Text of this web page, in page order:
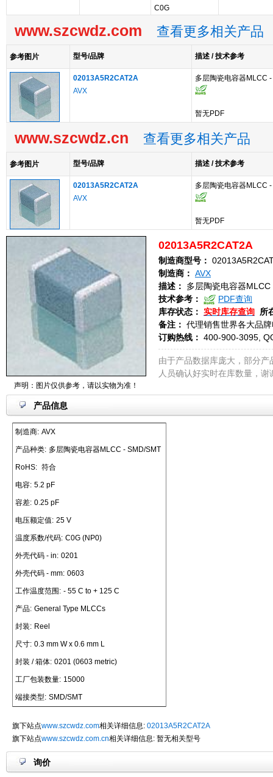
C0G
www.szcwdz.com 查看更多相关产品
参考图片 型号/品牌 描述 / 技术参考
02013A5R2CAT2A
AVX
多层陶瓷电容器MLCC
暂无PDF
www.szcwdz.cn 查看更多相关产品
参考图片 型号/品牌 描述 / 技术参考
02013A5R2CAT2A
AVX
多层陶瓷电容器MLCC
暂无PDF
声明：图片仅供参考，请以实物为准！
02013A5R2CAT2A
制造商型号：
制造商： AVX
描述：
多层陶瓷电容器
技术参考：
PDF查询
库存状态： 实时库存查询
所
备注： 代理销售世界各大品
订购热线： 400-900-3095,
由于产品数据库庞大，部分
人员确认好实时在库数量，谢
产品信息
制造商: AVX
产品种类: 多层陶瓷电容器MLCC - SMD/SMT
RoHS: 符合
电容: 5.2 pF
容差: 0.25 pF
电压额定值: 25 V
温度系数/代码: C0G (NP0)
外壳代码 - in: 0201
外壳代码 - mm: 0603
工作温度范围: - 55 C to + 125 C
产品: General Type MLCCs
封装: Reel
尺寸: 0.3 mm W x 0.6 mm L
封装 / 箱体: 0201 (0603 metric)
工厂包装数量: 15000
端接类型: SMD/SMT
旗下站点www.szcwdz.com相关详细信息: 02013A5R2CAT2A
旗下站点www.szcwdz.com.cn相关详细信息: 暂无相关型号
询价